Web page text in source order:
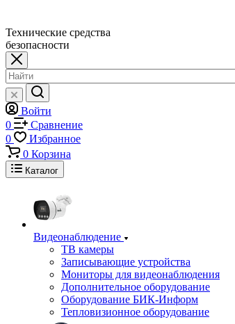
Технические средства
безопасности
Войти
0
Сравнение
0
Избранное
0 Корзина
Каталог
Видеонаблюдение
ТВ камеры
Записывающие устройства
Мониторы для видеонаблюдения
Дополнительное оборудование
Оборудование БИК-Информ
Тепловизионное оборудование